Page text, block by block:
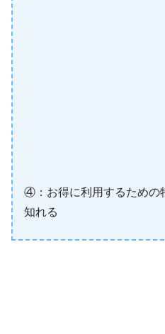
④：お得に利用するための
知れる